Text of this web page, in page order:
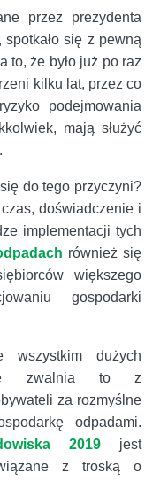
przez prezydenta
się z pewną
to, że było już po raz
kilku lat, przez co
podejmowania
mają służyć
do tego przyczyni?
doświadczenie i
implementacji tych
również się
większego
gospodarki
wszystkim dużych
zwalnia to z
za rozmyślne
odpadami.
2019 jest
z troską o